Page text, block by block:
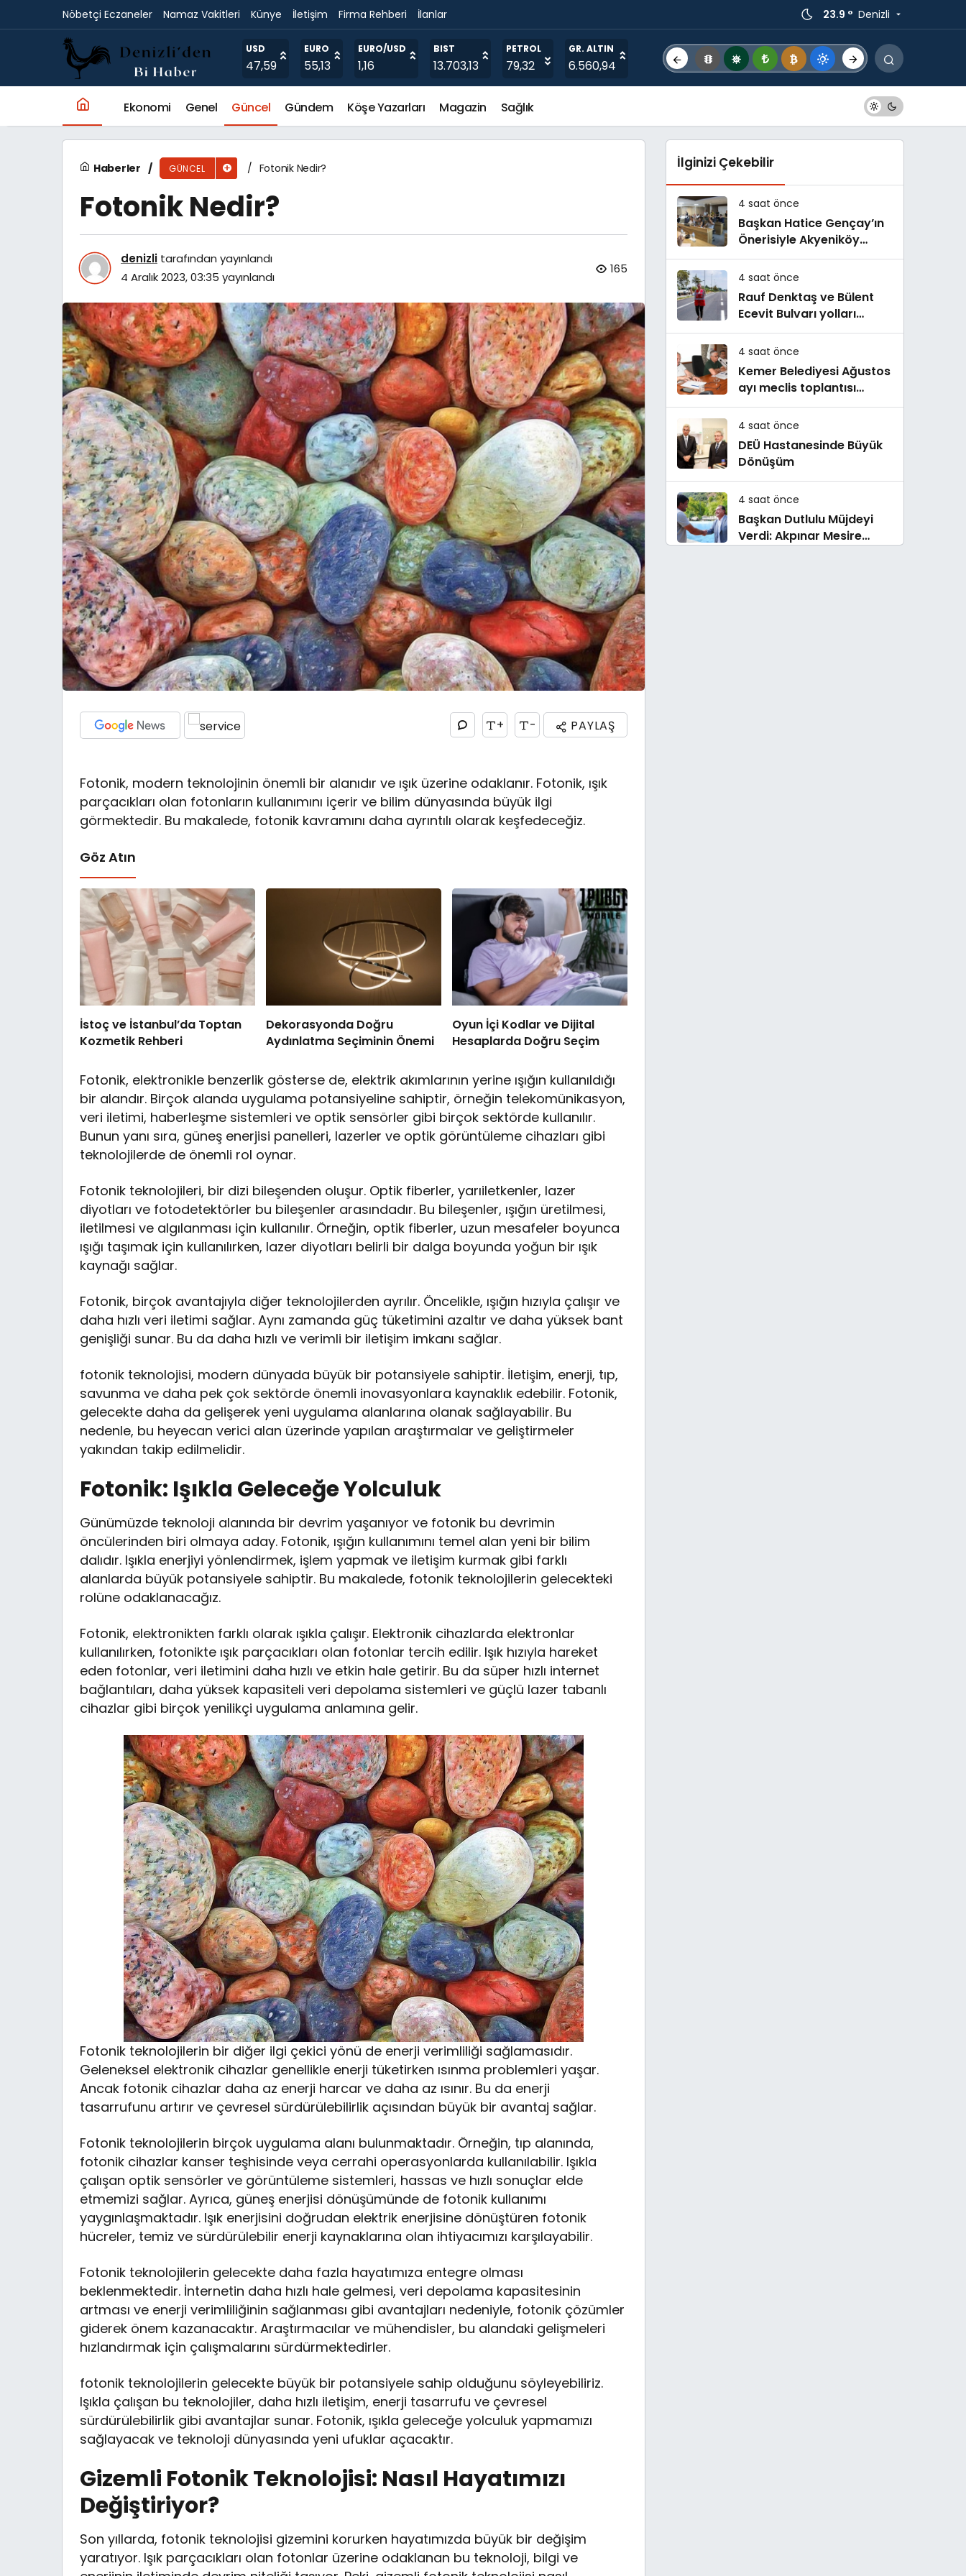
Nöbetçi Eczaneler Namaz Vakitleri Künye İletişim Firma Rehberi İlanlar 23.9 ° Denizli
USD
47,59
EURO
55,13
EURO/USD
1,16
BIST
13.703,13
PETROL
79,32
GR. ALTIN
6.560,94
Ekonomi Genel Güncel Gündem Köşe Yazarları Magazin Sağlık
Haberler GÜNCEL Fotonik Nedir?
Fotonik Nedir?
denizli tarafından yayınlandı
4 Aralık 2023, 03:35 yayınlandı
165
+ - PAYLAŞ
Fotonik, modern teknolojinin önemli bir alanıdır ve ışık üzerine odaklanır. Fotonik, ışık
parçacıkları olan fotonların kullanımını içerir ve bilim dünyasında büyük ilgi
görmektedir. Bu makalede, fotonik kavramını daha ayrıntılı olarak keşfedeceğiz.
Göz Atın
İstoç ve İstanbul’da Toptan
Kozmetik Rehberi
Dekorasyonda Doğru
Aydınlatma Seçiminin Önemi
Oyun İçi Kodlar ve Dijital
Hesaplarda Doğru Seçim
Fotonik, elektronikle benzerlik gösterse de, elektrik akımlarının yerine ışığın kullanıldığı
bir alandır. Birçok alanda uygulama potansiyeline sahiptir, örneğin telekomünikasyon,
veri iletimi, haberleşme sistemleri ve optik sensörler gibi birçok sektörde kullanılır.
Bunun yanı sıra, güneş enerjisi panelleri, lazerler ve optik görüntüleme cihazları gibi
teknolojilerde de önemli rol oynar.
Fotonik teknolojileri, bir dizi bileşenden oluşur. Optik fiberler, yarıiletkenler, lazer
diyotları ve fotodetektörler bu bileşenler arasındadır. Bu bileşenler, ışığın üretilmesi,
iletilmesi ve algılanması için kullanılır. Örneğin, optik fiberler, uzun mesafeler boyunca
ışığı taşımak için kullanılırken, lazer diyotları belirli bir dalga boyunda yoğun bir ışık
kaynağı sağlar.
Fotonik, birçok avantajıyla diğer teknolojilerden ayrılır. Öncelikle, ışığın hızıyla çalışır ve
daha hızlı veri iletimi sağlar. Aynı zamanda güç tüketimini azaltır ve daha yüksek bant
genişliği sunar. Bu da daha hızlı ve verimli bir iletişim imkanı sağlar.
fotonik teknolojisi, modern dünyada büyük bir potansiyele sahiptir. İletişim, enerji, tıp,
savunma ve daha pek çok sektörde önemli inovasyonlara kaynaklık edebilir. Fotonik,
gelecekte daha da gelişerek yeni uygulama alanlarına olanak sağlayabilir. Bu
nedenle, bu heyecan verici alan üzerinde yapılan araştırmalar ve geliştirmeler
yakından takip edilmelidir.
Fotonik: Işıkla Geleceğe Yolculuk
Günümüzde teknoloji alanında bir devrim yaşanıyor ve fotonik bu devrimin
öncülerinden biri olmaya aday. Fotonik, ışığın kullanımını temel alan yeni bir bilim
dalıdır. Işıkla enerjiyi yönlendirmek, işlem yapmak ve iletişim kurmak gibi farklı
alanlarda büyük potansiyele sahiptir. Bu makalede, fotonik teknolojilerin gelecekteki
rolüne odaklanacağız.
Fotonik, elektronikten farklı olarak ışıkla çalışır. Elektronik cihazlarda elektronlar
kullanılırken, fotonikte ışık parçacıkları olan fotonlar tercih edilir. Işık hızıyla hareket
eden fotonlar, veri iletimini daha hızlı ve etkin hale getirir. Bu da süper hızlı internet
bağlantıları, daha yüksek kapasiteli veri depolama sistemleri ve güçlü lazer tabanlı
cihazlar gibi birçok yenilikçi uygulama anlamına gelir.
Fotonik teknolojilerin bir diğer ilgi çekici yönü de enerji verimliliği sağlamasıdır.
Geleneksel elektronik cihazlar genellikle enerji tüketirken ısınma problemleri yaşar.
Ancak fotonik cihazlar daha az enerji harcar ve daha az ısınır. Bu da enerji
tasarrufunu artırır ve çevresel sürdürülebilirlik açısından büyük bir avantaj sağlar.
Fotonik teknolojilerin birçok uygulama alanı bulunmaktadır. Örneğin, tıp alanında,
fotonik cihazlar kanser teşhisinde veya cerrahi operasyonlarda kullanılabilir. Işıkla
çalışan optik sensörler ve görüntüleme sistemleri, hassas ve hızlı sonuçlar elde
etmemizi sağlar. Ayrıca, güneş enerjisi dönüşümünde de fotonik kullanımı
yaygınlaşmaktadır. Işık enerjisini doğrudan elektrik enerjisine dönüştüren fotonik
hücreler, temiz ve sürdürülebilir enerji kaynaklarına olan ihtiyacımızı karşılayabilir.
Fotonik teknolojilerin gelecekte daha fazla hayatımıza entegre olması
beklenmektedir. İnternetin daha hızlı hale gelmesi, veri depolama kapasitesinin
artması ve enerji verimliliğinin sağlanması gibi avantajları nedeniyle, fotonik çözümler
giderek önem kazanacaktır. Araştırmacılar ve mühendisler, bu alandaki gelişmeleri
hızlandırmak için çalışmalarını sürdürmektedirler.
fotonik teknolojilerin gelecekte büyük bir potansiyele sahip olduğunu söyleyebiliriz.
Işıkla çalışan bu teknolojiler, daha hızlı iletişim, enerji tasarrufu ve çevresel
sürdürülebilirlik gibi avantajlar sunar. Fotonik, ışıkla geleceğe yolculuk yapmamızı
sağlayacak ve teknoloji dünyasında yeni ufuklar açacaktır.
Gizemli Fotonik Teknolojisi: Nasıl Hayatımızı
Değiştiriyor?
Son yıllarda, fotonik teknolojisi gizemini korurken hayatımızda büyük bir değişim
yaratıyor. Işık parçacıkları olan fotonlar üzerine odaklanan bu teknoloji, bilgi ve
Fotonik Nedir?
İlginizi Çekebilir
4 saat önce
Başkan Hatice Gençay’ın
Önerisiyle Akyeniköy
Düğün Salonu Yıl Sonuna
Kadar Ücretsiz
4 saat önce
Rauf Denktaş ve Bülent
Ecevit Bulvarı yolları
asfaltlanıyor
4 saat önce
Kemer Belediyesi Ağustos
ayı meclis toplantısı
yapıldı
4 saat önce
DEÜ Hastanesinde Büyük
Dönüşüm
4 saat önce
Başkan Dutlulu Müjdeyi
Verdi: Akpınar Mesire